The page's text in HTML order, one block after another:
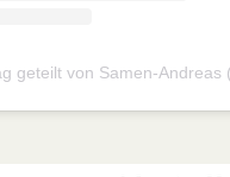
geteilt von Samen-Andreas